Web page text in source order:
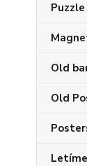
Puzzle
Old
Old